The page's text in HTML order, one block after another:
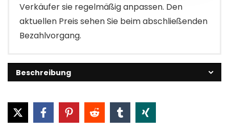
Verkäufer sie regelmäßig anpassen. Den
aktuellen Preis sehen Sie beim abschließenden
Bezahlvorgang.
Beschreibung